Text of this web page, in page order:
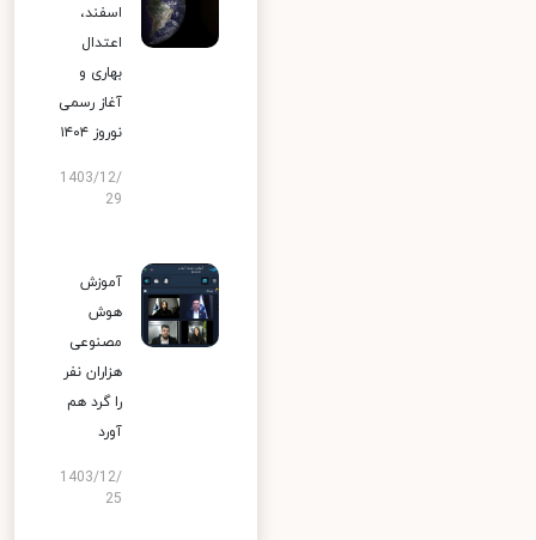
اسفند،
اعتدال
بهاری و
آغاز رسمی
نوروز ۱۴۰۴
1403/12/
29
آموزش
هوش
مصنوعی
هزاران نفر
را گرد هم
آورد
1403/12/
25